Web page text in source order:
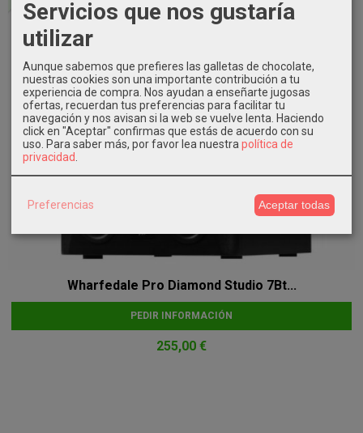
Wharfedale Pro Diamond Studio 7Bt...
PEDIR INFORMACIÓN
255,00 €
Servicios que nos gustaría
utilizar
Aunque sabemos que prefieres las galletas de chocolate,
nuestras cookies son una importante contribución a tu
experiencia de compra. Nos ayudan a enseñarte jugosas
ofertas, recuerdan tus preferencias para facilitar tu
navegación y nos avisan si la web se vuelve lenta. Haciendo
click en "Aceptar" confirmas que estás de acuerdo con su
uso. Para saber más, por favor lea nuestra política de
privacidad
Preferencias Aceptar todas